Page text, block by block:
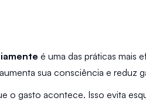
sua consciência e reduz
o gasto acontece. Isso evita